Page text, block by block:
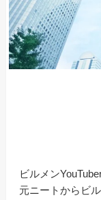
ビルメン
元ニートからビ